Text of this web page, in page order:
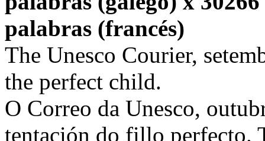
palabras (francés)
The Unesco Courier,
the perfect child.
O Correo da Unesco,
tentación do fillo perfecto.